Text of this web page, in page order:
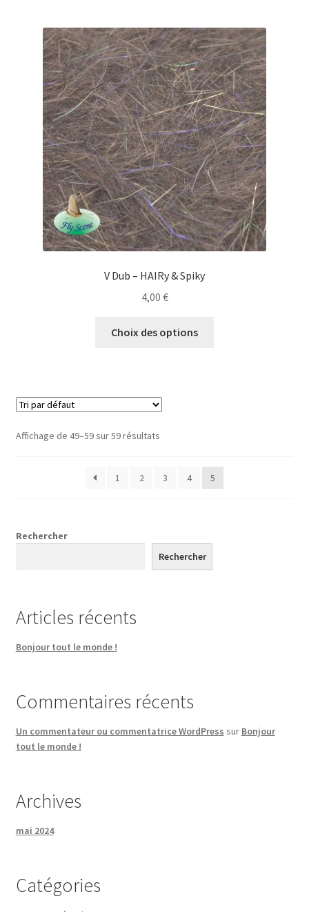
V Dub – HAIRy & Spiky
4,00 €
Choix des options
choisies
Affichage de 49–59 sur 59 résultats
1 2 3 4 5
Rechercher
Rechercher
Articles récents
Bonjour tout le monde !
Commentaires récents
Un commentateur ou commentatrice WordPress sur Bonjour
tout le monde !
Archives
mai 2024
Catégories